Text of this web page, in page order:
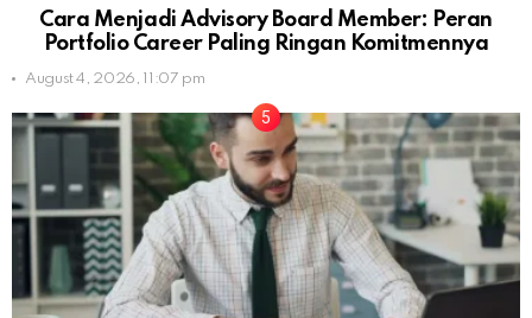
Cara Menjadi Advisory Board Member: Peran
Portfolio Career Paling Ringan Komitmennya
August 4, 2026, 11:07 pm